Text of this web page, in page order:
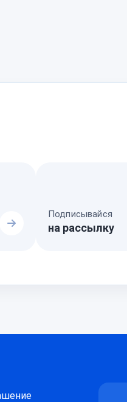
Подписывайся
на рассылку